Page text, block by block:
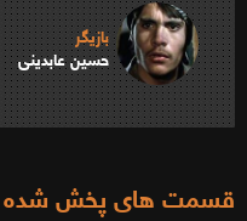
بازیگر
حسین عابدینی
قسمت های پخش شده